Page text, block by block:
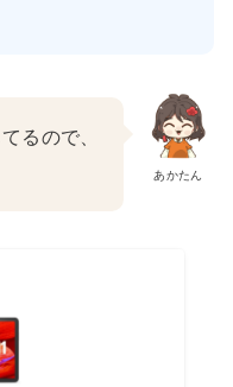
あかたん
るので、